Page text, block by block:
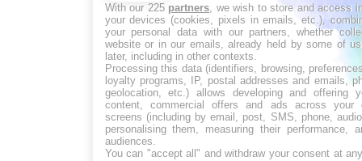
With our 225 partners , we wish to store and access
your devices (cookies, pixels in emails, etc.),
your personal data with our partners, whether
website or in our emails, already held by some of
later, including in other contexts.
Processing this data (identifiers, browsing,
loyalty programs, IP, postal addresses and emails,
geolocation, etc.) allows developing and offering
content, commercial offers and ads across your
screens (including by email, post, SMS, phone,
personalising them, measuring their performance,
audiences.
You can "accept all" and withdraw your consent at